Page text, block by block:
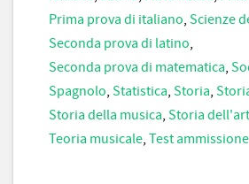
Prima prova di italiano, Scienze
Seconda prova di latino,
Seconda prova di matematica,
Spagnolo, Statistica, Storia,
Storia della musica, Storia
Teoria musicale, Test